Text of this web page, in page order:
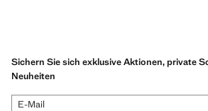
Sichern Sie sich exklusive Aktionen, private
Neuheiten
E-Mail